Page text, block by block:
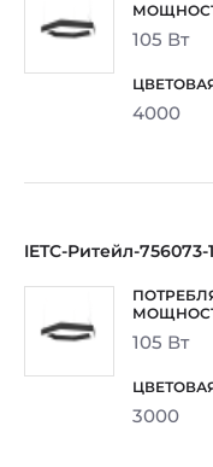
105 Вт
4000
IETC-Ритейл-756073-
105 Вт
3000